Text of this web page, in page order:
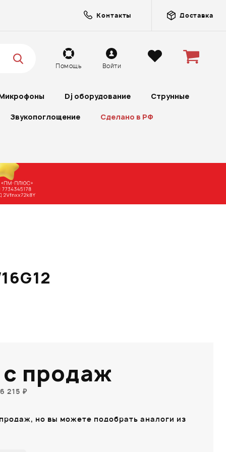
Контакты Доставка
Помощь Войти
Dj оборудование Струнные
Звукопоглощение Сделано в РФ
продаж
215 ₽
но вы можете подобрать аналоги из